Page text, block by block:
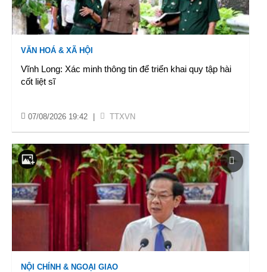
VĂN HOÁ & XÃ HỘI
Vĩnh Long: Xác minh thông tin để triển khai quy tập hài
cốt liệt sĩ
07/08/2026 19:42 TTXVN
NỘI CHÍNH & NGOẠI GIAO